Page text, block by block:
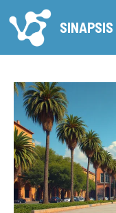
al
contenido